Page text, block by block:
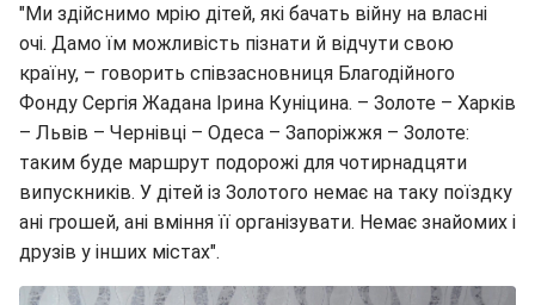
"Ми здійснимо мрію дітей, які бачать війну на власні
очі. Дамо їм можливість пізнати й відчути свою
країну, – говорить співзасновниця Благодійного
Фонду Сергія Жадана Ірина Куніцина. – Золоте – Харків
– Львів – Чернівці – Одеса – Запоріжжя – Золоте:
таким буде маршрут подорожі для чотирнадцяти
випускників. У дітей із Золотого немає на таку поїздку
ані грошей, ані вміння її організувати. Немає знайомих і
друзів у інших містах".